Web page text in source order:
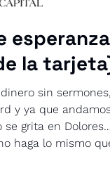
la
sin
y ya que
grita en
haga lo mismo